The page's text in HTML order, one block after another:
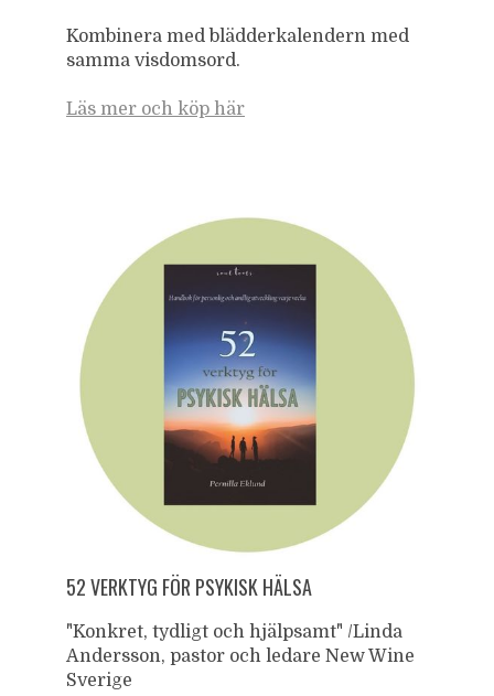
Kombinera med blädderkalendern med
samma visdomsord.
Läs mer och köp här
52 VERKTYG FÖR PSYKISK HÄLSA
"Konkret, tydligt och hjälpsamt" /Linda
Andersson, pastor och ledare New Wine
Sverige